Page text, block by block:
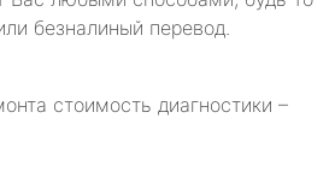
безналиный перевод.
стоимость диагностики –